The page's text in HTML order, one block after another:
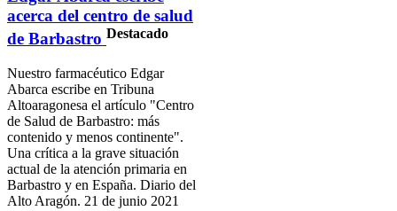
acerca del centro de salud
de Barbastro Destacado
Nuestro farmacéutico Edgar
Abarca escribe en Tribuna
Altoaragonesa el artículo "Centro
de Salud de Barbastro: más
contenido y menos continente".
Una crítica a la grave situación
actual de la atención primaria en
Barbastro y en España. Diario del
Alto Aragón. 21 de junio 2021